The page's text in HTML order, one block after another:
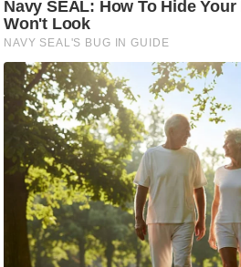
ध
र्म
ज्यो
ति
ष
प्र
भु
म
हि
मा